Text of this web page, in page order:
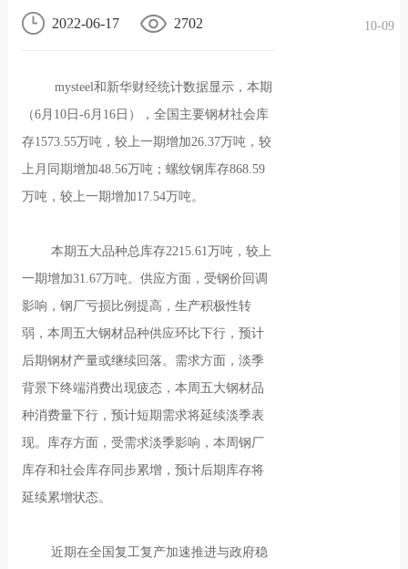
况 化
2022-06-17 2702
mysteel和新华财经统计数据显示，本期
（6月10日-6月16日），全国主要钢材社会库
存1573.55万吨，较上一期增加26.37万吨，较
上月同期增加48.56万吨；螺纹钢库存868.59
万吨，较上一期增加17.54万吨。
本期五大品种总库存2215.61万吨，较上
一期增加31.67万吨。供应方面，受钢价回调
影响，钢厂亏损比例提高，生产积极性转
弱，本周五大钢材品种供应环比下行，预计
后期钢材产量或继续回落。需求方面，淡季
背景下终端消费出现疲态，本周五大钢材品
种消费量下行，预计短期需求将延续淡季表
现。库存方面，受需求淡季影响，本周钢厂
库存和社会库存同步累增，预计后期库存将
延续累增状态。
近期在全国复工复产加速推进与政府稳
10-09